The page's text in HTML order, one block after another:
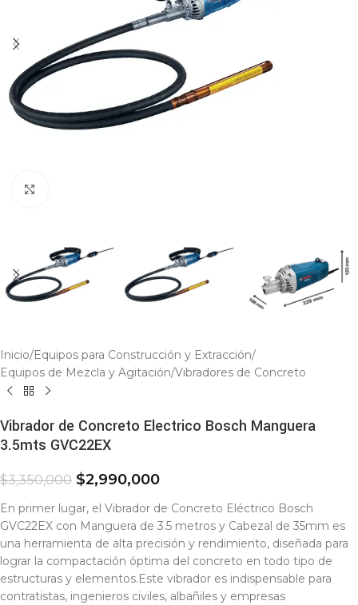
Inicio/Equipos para Construcción y Extracción/
Equipos de Mezcla y Agitación/Vibradores de Concreto
Vibrador de Concreto Electrico Bosch Manguera
3.5mts GVC22EX
$3,350,000 $2,990,000
En primer lugar, el Vibrador de Concreto Eléctrico Bosch
GVC22EX con Manguera de 3.5 metros y Cabezal de 35mm es
una herramienta de alta precisión y rendimiento, diseñada para
lograr la compactación óptima del concreto en todo tipo de
estructuras y elementos.Este vibrador es indispensable para
contratistas, ingenieros civiles, albañiles y empresas